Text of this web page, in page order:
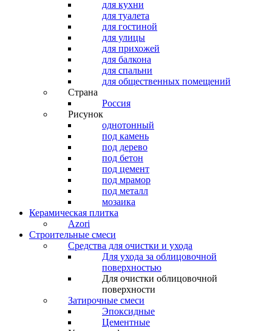
для кухни
для туалета
для гостиной
для улицы
для прихожей
для балкона
для спальни
для общественных помещений
Страна
Россия
Рисунок
однотонный
под камень
под дерево
под бетон
под цемент
под мрамор
под металл
мозаика
Керамическая плитка
Azori
Строительные смеси
Средства для очистки и ухода
Для ухода за облицовочной
поверхностью
Для очистки облицовочной
поверхности
Затирочные смеси
Эпоксидные
Цементные